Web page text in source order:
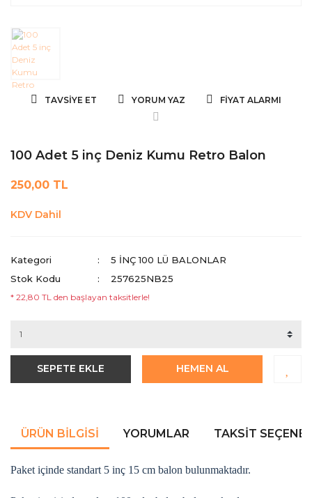
TAVSIYE ET YORUM YAZ FIYAT ALARMI
100 Adet 5 inç Deniz Kumu Retro Balon
250,00 TL
KDV Dahil
Kategori
5 INÇ 100 LÜ BALONLAR
Stok Kodu
257625NB25
* 22,80 TL den başlayan taksitlerle!
SEPETE EKLE HEMEN AL
ÜRÜN BILGISI YORUMLAR TAKSIT
Paket içinde standart 5 inç 15 cm balon bulunmaktadır.